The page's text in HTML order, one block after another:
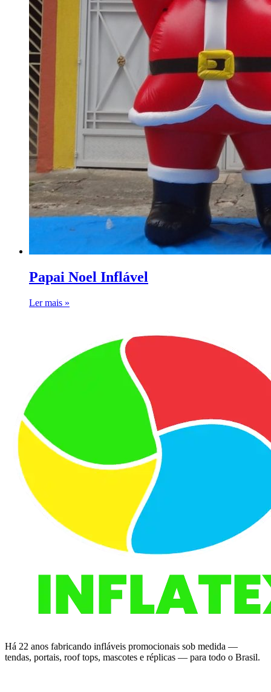
Papai Noel Inflável
Ler mais »
Há 22 anos fabricando infláveis promocionais sob medida —
tendas, portais, roof tops, mascotes e réplicas — para todo o Brasil.